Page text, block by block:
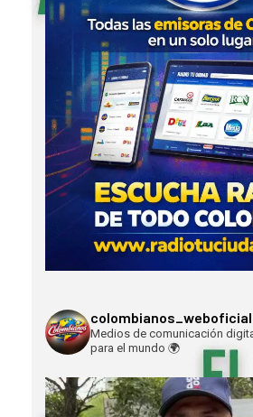
colombianos_weboficial
Medios de comunicación
para el mundo 🌍